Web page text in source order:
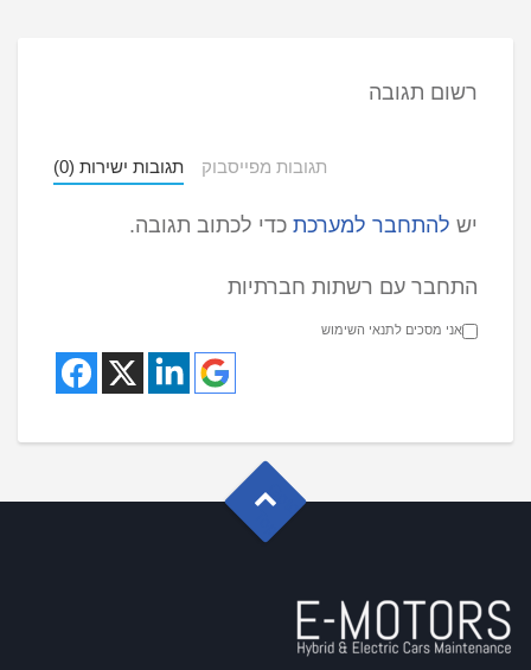
רשום תגובה
תגובות ישירות (0) תגובות מפייסבוק
יש להתחבר למערכת כדי לכתוב תגובה.
התחבר עם רשתות חברתיות
אני מסכים לתנאי השימוש
G
o
t
o
T
o
p